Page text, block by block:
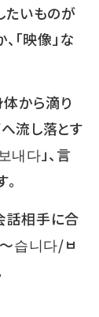
たいものが
「映像」な
体から滴り
流し落とす
내다」、言
話相手に合
〜습니다/ㅂ